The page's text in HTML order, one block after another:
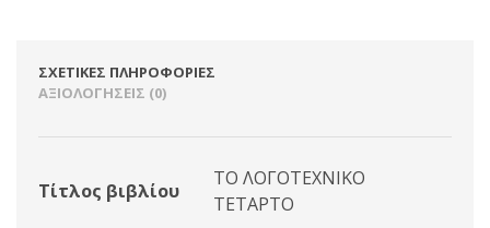
ΣΧΕΤΙΚΈΣ ΠΛΗΡΟΦΟΡΊΕΣ
ΑΞΙΟΛΟΓΉΣΕΙΣ (0)
Τίτλος βιβλίου
ΤΟ ΛΟΓΟΤΕΧΝΙΚΟ
ΤΕΤΑΡΤΟ